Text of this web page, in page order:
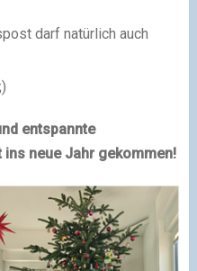
darf natürlich auch
entspannte
neue Jahr gekommen!